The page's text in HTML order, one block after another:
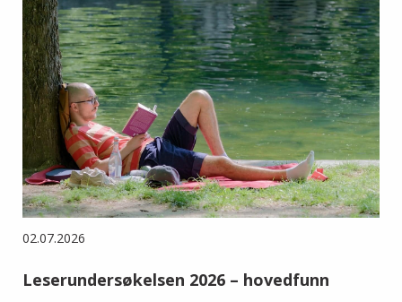
02.07.2026
Leserundersøkelsen 2026 – hovedfunn